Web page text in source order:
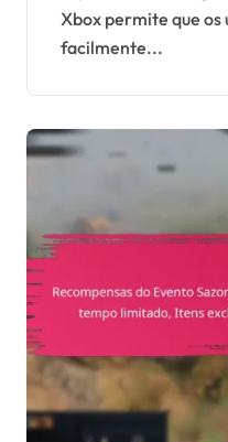
suporte
Xbox permite que
facilmente...